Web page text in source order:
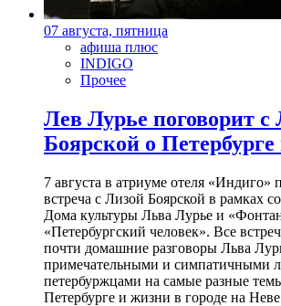
07 августа, пятница
афиша плюс
INDIGO
Прочее
Лев Лурье поговорит с
Боярской о Петербурге
7 августа в атриуме отеля «Индиго»
встреча с Лизой Боярской в рамках
Дома культуры Льва Лурье и
«Петербургский человек». Все
почти домашние разговоры Льва
примечательными и симпатичными
петербуржцами на самые разные
Петербурге и жизни в городе на